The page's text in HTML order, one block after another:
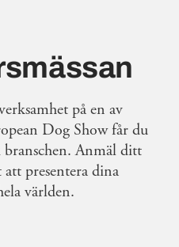
på en av
Dog Show får du
Anmäl ditt
presentera dina
världen.